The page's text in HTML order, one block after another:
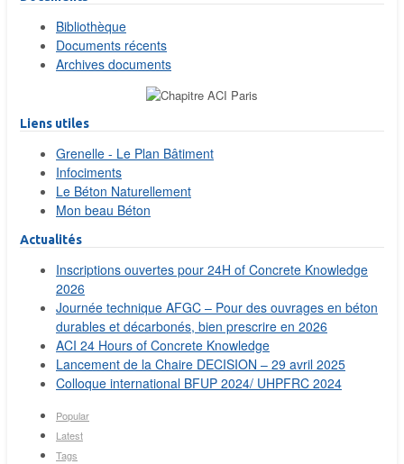
Bibliothèque
Documents récents
Archives documents
Liens utiles
Grenelle - Le Plan Bâtiment
Infociments
Le Béton Naturellement
Mon beau Béton
Actualités
Inscriptions ouvertes pour 24H of Concrete Knowledge
2026
Journée technique AFGC – Pour des ouvrages en béton
durables et décarbonés, bien prescrire en 2026
ACI 24 Hours of Concrete Knowledge
Lancement de la Chaire DECISION – 29 avril 2025
Colloque international BFUP 2024/ UHPFRC 2024
Popular
Latest
Tags